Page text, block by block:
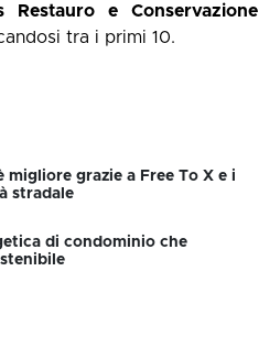
Restauro e Conservazione
tra i primi 10.
migliore grazie a Free To X e i
stradale
di condominio che